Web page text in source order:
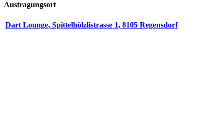
Austragungsort
Dart Lounge, Spittelhölzlistrasse 1, 8105 Regensdorf